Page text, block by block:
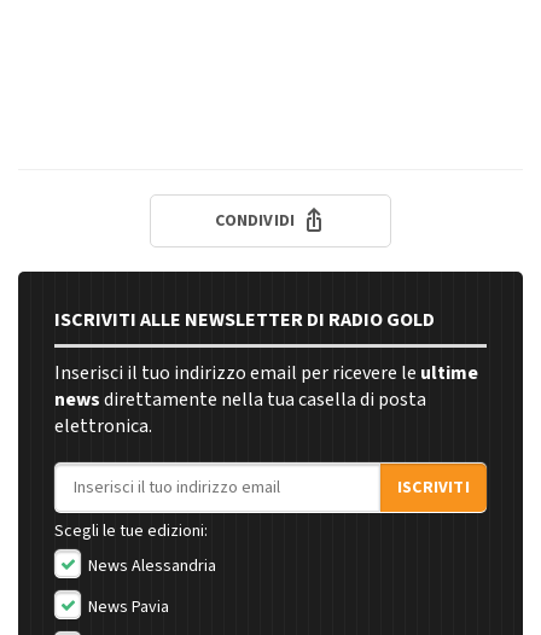
CONDIVIDI
ISCRIVITI ALLE NEWSLETTER DI RADIO GOLD
Inserisci il tuo indirizzo email per ricevere le ultime
newsdirettamente nella tua casella di posta
elettronica.
Indirizzo email
ISCRIVITI
Scegli le tue edizioni:
News Alessandria
News Pavia